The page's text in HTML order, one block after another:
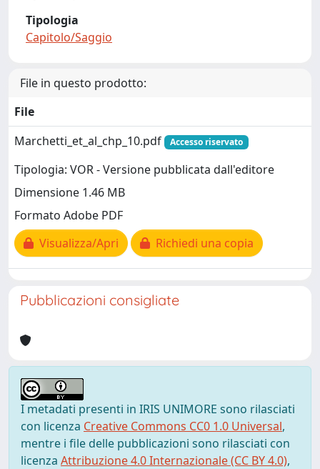
Tipologia
Capitolo/Saggio
File in questo prodotto:
File
Marchetti_et_al_chp_10.pdf
Accesso riservato
Tipologia: VOR - Versione pubblicata dall'editore
Dimensione 1.46 MB
Formato Adobe PDF
Visualizza/Apri
Richiedi una copia
Pubblicazioni consigliate
I metadati presenti in IRIS UNIMORE sono rilasciati
con licenza Creative Commons CC0 1.0 Universal,
mentre i file delle pubblicazioni sono rilasciati con
licenza Attribuzione 4.0 Internazionale (CC BY 4.0),